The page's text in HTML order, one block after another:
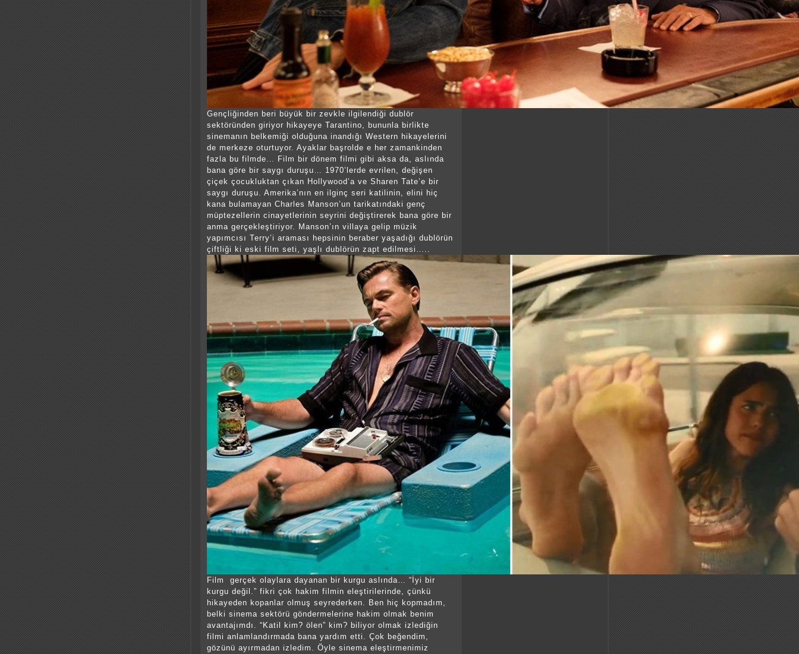
Gençliğinden beri büyük bir zevkle ilgilendiği dublör
sektöründen giriyor hikayeye Tarantino, bununla birlikte
sinemanın belkemiği olduğuna inandığı Western hikayelerini
de merkeze oturtuyor. Ayaklar başrolde e her zamankinden
fazla bu filmde… Film bir dönem filmi gibi aksa da, aslında
bana göre bir saygı duruşu… 1970’lerde evrilen, değişen
çiçek çocukluktan çıkan Hollywood’a ve Sharen Tate’e bir
saygı duruşu. Amerika’nın en ilginç seri katilinin, elini hiç
kana bulamayan Charles Manson’un tarikatındaki genç
müptezellerin cinayetlerinin seyrini değiştirerek bana göre bir
anma gerçekleştiriyor. Manson’ın villaya gelip müzik
yapımcısı Terry’i araması hepsinin beraber yaşadığı dublörün
çiftliği ki eski film seti, yaşlı dublörün zapt edilmesi…..
Film gerçek olaylara dayanan bir kurgu aslında… “İyi bir
kurgu değil.” fikri çok hakim filmin eleştirilerinde, çünkü
hikayeden kopanlar olmuş seyrederken. Ben hiç kopmadım,
belki sinema sektörü göndermelerine hakim olmak benim
avantajımdı. “Katil kim? ölen” kim? biliyor olmak izlediğin
filmi anlamlandırmada bana yardım etti. Çok beğendim,
gözünü ayırmadan izledim. Öyle sinema eleştirmenimiz